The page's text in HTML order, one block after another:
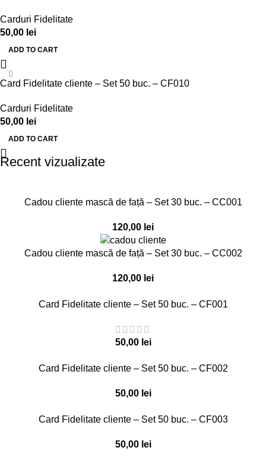
Carduri Fidelitate
50,00 lei
ADD TO CART
Card Fidelitate cliente – Set 50 buc. – CF010
Carduri Fidelitate
50,00 lei
ADD TO CART
Recent vizualizate
Cadou cliente mască de față – Set 30 buc. – CC001
120,00 lei
Cadou cliente mască de față – Set 30 buc. – CC002
120,00 lei
Card Fidelitate cliente – Set 50 buc. – CF001
50,00 lei
Card Fidelitate cliente – Set 50 buc. – CF002
50,00 lei
Card Fidelitate cliente – Set 50 buc. – CF003
50,00 lei